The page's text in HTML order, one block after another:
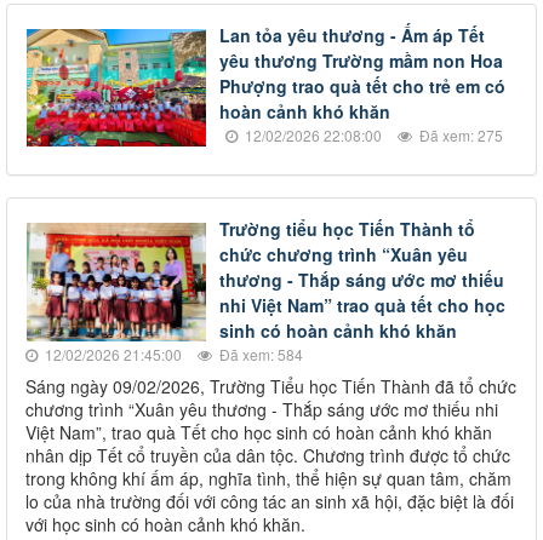
Lan tỏa yêu thương - Ấm áp Tết
yêu thương Trường mầm non Hoa
Phượng trao quà tết cho trẻ em có
hoàn cảnh khó khăn
12/02/2026 22:08:00 Đã xem: 275
Trường tiểu học Tiến Thành tổ
chức chương trình “Xuân yêu
thương - Thắp sáng ước mơ thiếu
nhi Việt Nam” trao quà tết cho học
sinh có hoàn cảnh khó khăn
12/02/2026 21:45:00 Đã xem: 584
Sáng ngày 09/02/2026, Trường Tiểu học Tiến Thành đã tổ chức
chương trình “Xuân yêu thương - Thắp sáng ước mơ thiếu nhi
Việt Nam”, trao quà Tết cho học sinh có hoàn cảnh khó khăn
nhân dịp Tết cổ truyền của dân tộc. Chương trình được tổ chức
trong không khí ấm áp, nghĩa tình, thể hiện sự quan tâm, chăm
lo của nhà trường đối với công tác an sinh xã hội, đặc biệt là đối
với học sinh có hoàn cảnh khó khăn.